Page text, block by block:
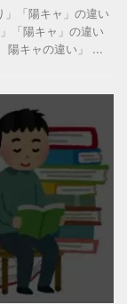
「陽キャ」の違い
「陽キャ」の違い
陽キャの違い」 ...